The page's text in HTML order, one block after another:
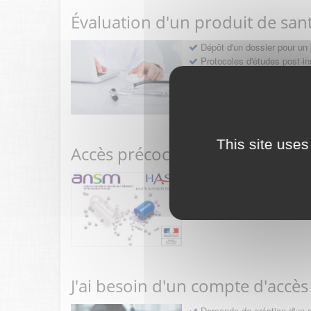
This site
Évaluation d'un produit de
Dépôt d'un dossier pour
Protocoles d'études post-
Accès précoce médicaments
Sollicitation RDV pré-
Déposer une demande
J'ai besoin d'un compte d'accès